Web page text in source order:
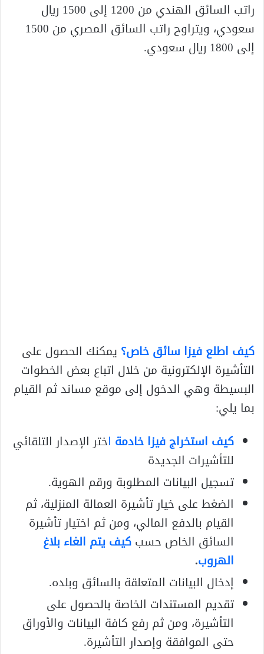
راتب السائق الهندي من 1200 إلى 1500 ريال
سعودي، ويتراوح راتب السائق المصري من 1500
إلى 1800 ريال سعودي.
كيف اطلع فيزا سائق خاص؟ يمكنك الحصول على
التأشيرة الإلكترونية من خلال اتباع بعض الخطوات
البسيطة وهي الدخول إلى موقع مساند ثم القيام
بما يلي:
كيف استخراج فيزا خادمة اختر الإصدار التلقائي
للتأشيرات الجديدة
تسجيل البيانات المطلوبة ورقم الهوية.
الضغط على خيار تأشيرة العمالة المنزلية، ثم
القيام بالدفع المالي، ومن ثم اختيار تأشيرة
السائق الخاص حسبكيف يتم الغاء بلاغ
الهروب.
إدخال البيانات المتعلقة بالسائق وبلده.
تقديم المستندات الخاصة بالحصول على
التأشيرة، ومن ثم رفع كافة البيانات والأوراق
حتى الموافقة وإصدار التأشيرة.